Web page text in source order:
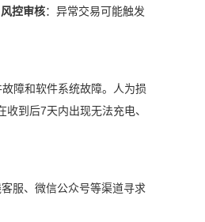
风控审核：异常交易可能触发
障和软件系统故障。人为损
到后7天内出现无法充电、
服、微信公众号等渠道寻求